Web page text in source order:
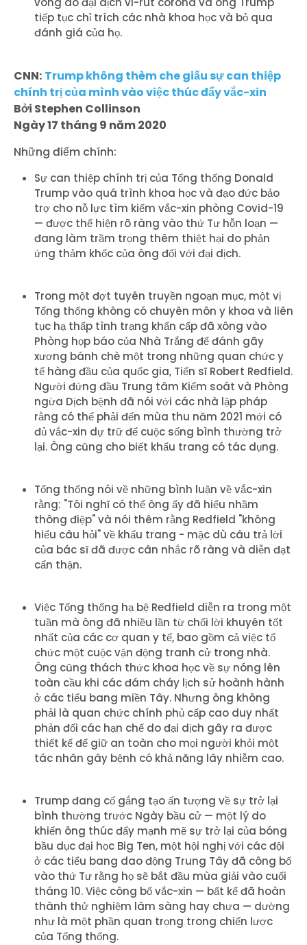
Trang chủ
Shop
Take Back the Courts
Làm việc với chúng tôi
Bữa tiệc của bạn
Hoạt động
Vote
Quyên tặng
tiếp tục chỉ trích các nhà khoa học và bỏ qua
đánh giá của họ.
CNN: Trump không thèm che giấu sự can thiệp
chính trị của mình vào việc thúc đẩy vắc-xin
Bởi Stephen Collinson
Ngày 17 tháng 9 năm 2020
Những điểm chính:
Sự can thiệp chính trị của Tổng thống Donald
Trump vào quá trình khoa học và đạo đức bảo
trợ cho nỗ lực tìm kiếm vắc-xin phòng Covid-19
— được thể hiện rõ ràng vào thứ Tư hỗn loạn —
đang làm trầm trọng thêm thiệt hại do phản
ứng thảm khốc của ông đối với đại dịch.
Trong một đợt tuyên truyền ngoạn mục, một vị
Tổng thống không có chuyên môn y khoa và liên
tục hạ thấp tình trạng khẩn cấp đã xông vào
Phòng họp báo của Nhà Trắng để đánh gãy
xương bánh chè một trong những quan chức y
tế hàng đầu của quốc gia, Tiến sĩ Robert Redfield.
Người đứng đầu Trung tâm Kiểm soát và Phòng
ngừa Dịch bệnh đã nói với các nhà lập pháp
rằng có thể phải đến mùa thu năm 2021 mới có
đủ vắc-xin dự trữ để cuộc sống bình thường trở
lại. Ông cũng cho biết khẩu trang có tác dụng.
Tổng thống nói về những bình luận về vắc-xin
rằng: "Tôi nghĩ có thể ông ấy đã hiểu nhầm
thông điệp" và nói thêm rằng Redfield "không
hiểu câu hỏi" về khẩu trang - mặc dù câu trả lời
của bác sĩ đã được cân nhắc rõ ràng và diễn đạt
cẩn thận.
Việc Tổng thống hạ bệ Redfield diễn ra trong một
tuần mà ông đã nhiều lần từ chối lời khuyên tốt
nhất của các cơ quan y tế, bao gồm cả việc tổ
chức một cuộc vận động tranh cử trong nhà.
Ông cũng thách thức khoa học về sự nóng lên
toàn cầu khi các đám cháy lịch sử hoành hành
ở các tiểu bang miền Tây. Nhưng ông không
phải là quan chức chính phủ cấp cao duy nhất
phản đối các hạn chế do đại dịch gây ra được
thiết kế để giữ an toàn cho mọi người khỏi một
tác nhân gây bệnh có khả năng lây nhiễm cao.
Trump đang cố gắng tạo ấn tượng về sự trở lại
bình thường trước Ngày bầu cử — một lý do
khiến ông thúc đẩy mạnh mẽ sự trở lại của bóng
bầu dục đại học Big Ten, một hội nghị với các đội
ở các tiểu bang dao động Trung Tây đã công bố
vào thứ Tư rằng họ sẽ bắt đầu mùa giải vào cuối
tháng 10. Việc công bố vắc-xin — bất kể đã hoàn
thành thử nghiệm lâm sàng hay chưa — dường
như là một phần quan trọng trong chiến lược
của Tổng thống.